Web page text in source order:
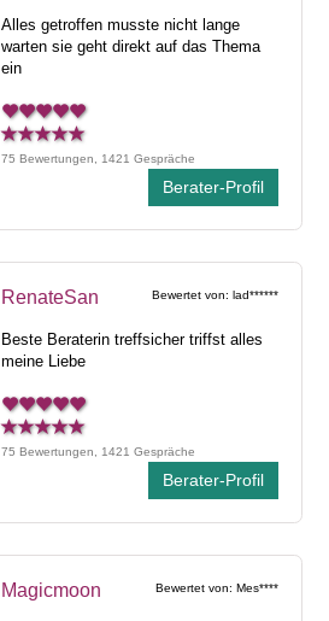
Alles getroffen musste nicht lange
warten sie geht direkt auf das Thema
ein
75 Bewertungen, 1421 Gespräche
Berater-Profil
Bewertet von: lad******
RenateSan
Beste Beraterin treffsicher triffst alles
meine Liebe
75 Bewertungen, 1421 Gespräche
Berater-Profil
Bewertet von: Mes****
Magicmoon